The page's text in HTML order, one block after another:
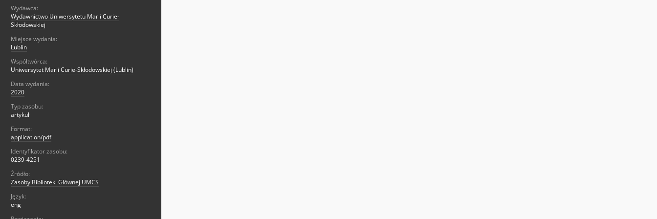
Wydawca:
Wydawnictwo Uniwersytetu Marii Curie-
Skłodowskiej
Miejsce wydania:
Lublin
Współtwórca:
Uniwersytet Marii Curie-Skłodowskiej (Lublin)
Data wydania:
2020
Typ zasobu:
artykuł
Format:
application/pdf
Identyfikator zasobu:
0239-4251
Źródło:
Zasoby Biblioteki Głównej UMCS
Język:
eng